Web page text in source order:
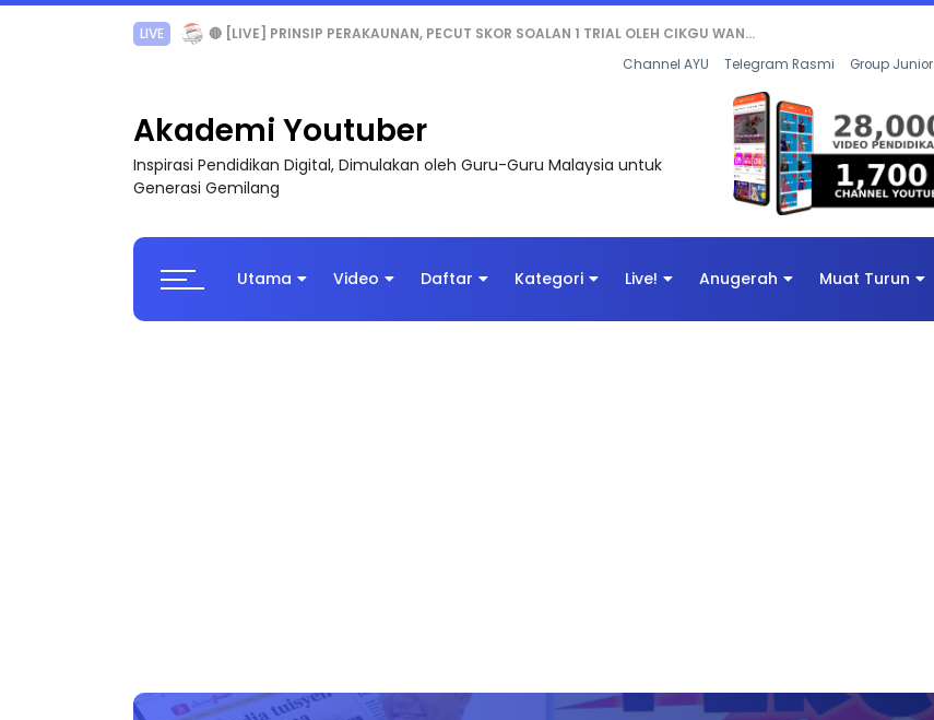
TRANSFORMASI DIGITAL GURU SIRI 7 : PAHLAWAN DIGITAL PENYELAMAT DUNIA
Channel AYU Telegram Rasmi Group Junior
Akademi Youtuber
Inspirasi Pendidikan Digital, Dimulakan oleh Guru-Guru Malaysia untuk
Generasi Gemilang
Utama Video Daftar Kategori Live! Anugerah Muat Turun